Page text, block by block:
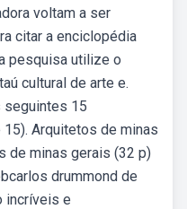
voltam a ser
citar a enciclopédia
pesquisa utilize o
cultural de arte e.
seguintes 15
Arquitetos de minas
de minas gerais‎ (32 p)
drummond de
incríveis e